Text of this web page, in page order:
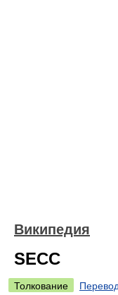
Википедия
SECC
Толкование
Перевод